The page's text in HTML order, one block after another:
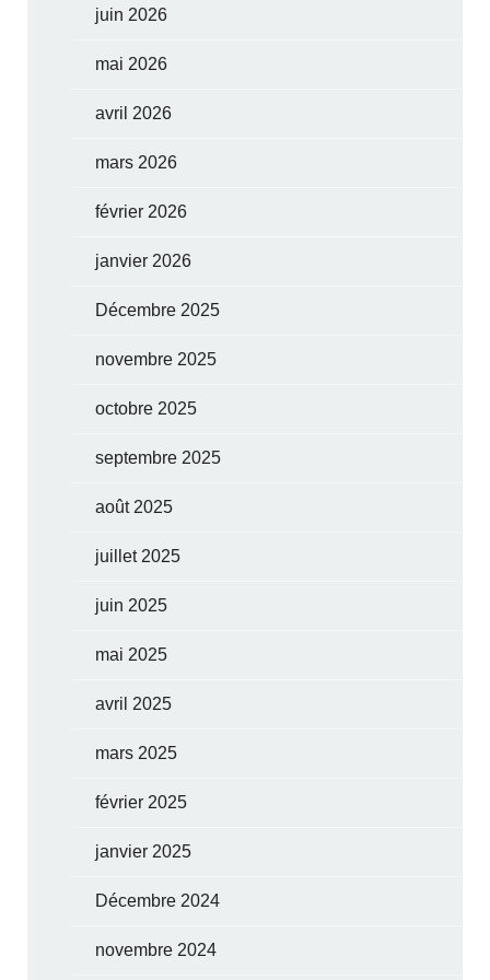
juin 2026
mai 2026
avril 2026
mars 2026
février 2026
janvier 2026
Décembre 2025
novembre 2025
octobre 2025
septembre 2025
août 2025
juillet 2025
juin 2025
mai 2025
avril 2025
mars 2025
février 2025
janvier 2025
Décembre 2024
novembre 2024